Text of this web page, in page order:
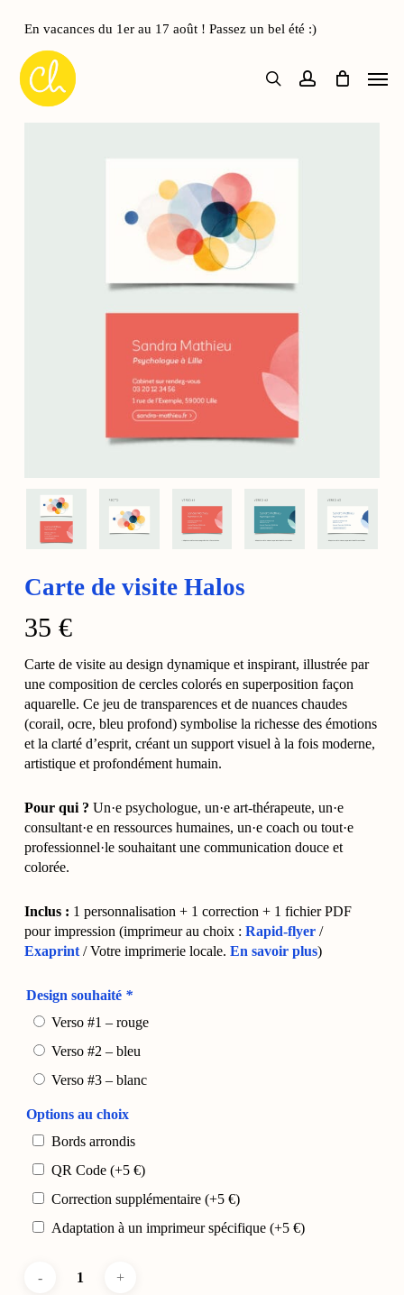
content
En vacances du 1er au 17 août ! Passez un bel été :)
search account Menu
Accueil
Carte de visite Halos
35 €
Carte de visite au design dynamique et inspirant, illustrée par
une composition de cercles colorés en superposition façon
aquarelle. Ce jeu de transparences et de nuances chaudes
(corail, ocre, bleu profond) symbolise la richesse des émotions
et la clarté d’esprit, créant un support visuel à la fois moderne,
artistique et profondément humain.
Pour qui ? Un·e psychologue, un·e art-thérapeute, un·e
consultant·e en ressources humaines, un·e coach ou tout·e
professionnel·le souhaitant une communication douce et
colorée.
Inclus : 1 personnalisation + 1 correction + 1 fichier PDF
pour impression (imprimeur au choix : Rapid-flyer/
Exaprint/ Votre imprimerie locale. En savoir plus)
Design souhaité *
Verso #1 – rouge
Verso #2 – bleu
Verso #3 – blanc
Options au choix
Bords arrondis
QR Code (+5 €)
Correction supplémentaire (+5 €)
Adaptation à un imprimeur spécifique (+5 €)